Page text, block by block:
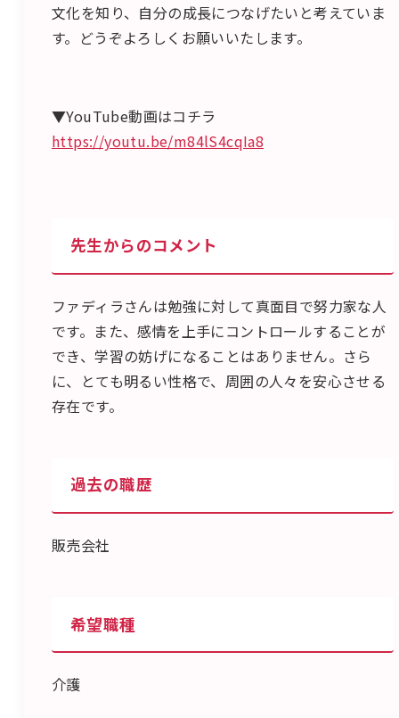
文化を知り、自分の成長につなげたいと考えていま
す。どうぞよろしくお願いいたします。
▼YouTube動画はコチラ
https://youtu.be/m84lS4cqIa8
先生からのコメント
ファディラさんは勉強に対して真面目で努力家な人
です。また、感情を上手にコントロールすることが
でき、学習の妨げになることはありません。さら
に、とても明るい性格で、周囲の人々を安心させる
存在です。
過去の職歴
販売会社
希望職種
介護